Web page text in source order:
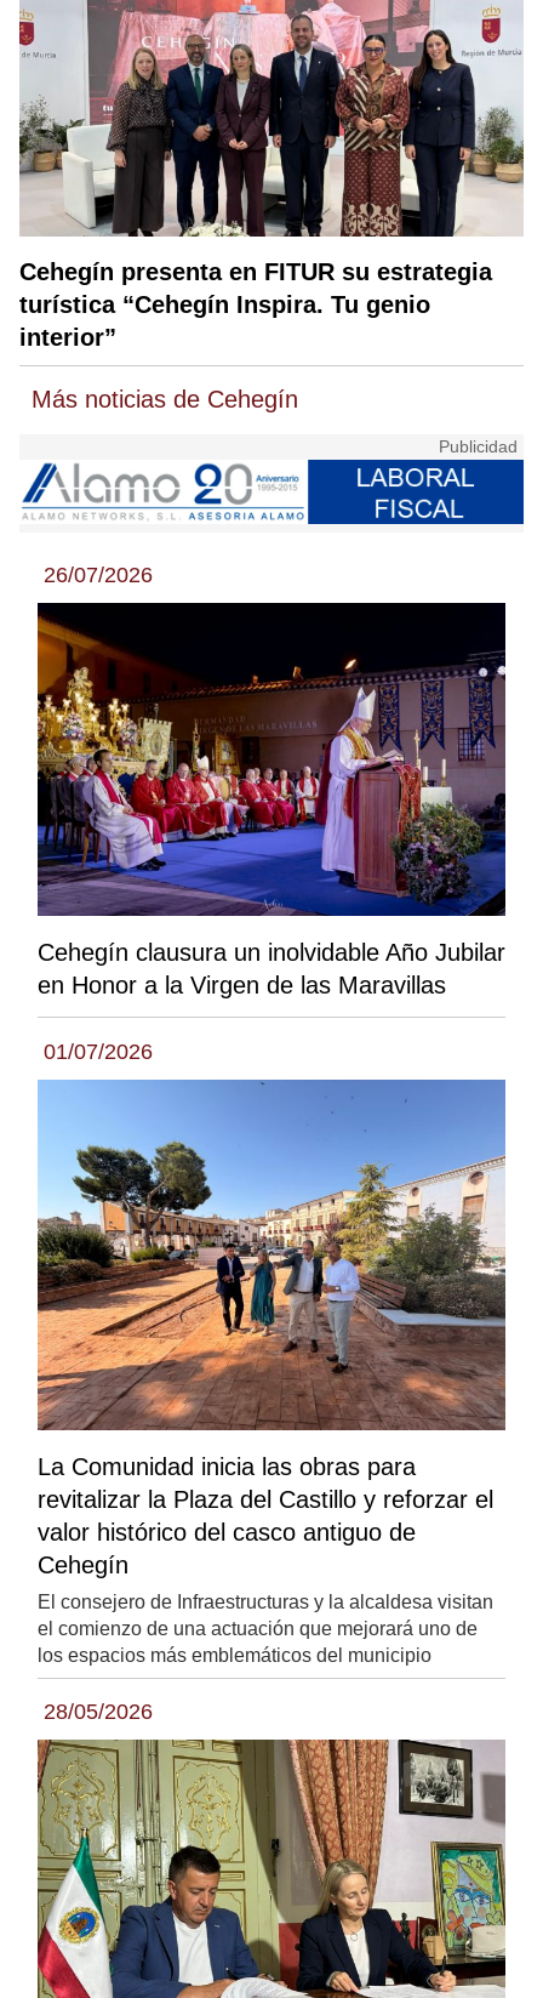
Cehegín presenta en FITUR su estrategia
turística “Cehegín Inspira. Tu genio
interior”
Más noticias de Cehegín
26/07/2026
Cehegín clausura un inolvidable Año Jubilar
en Honor a la Virgen de las Maravillas
01/07/2026
La Comunidad inicia las obras para
revitalizar la Plaza del Castillo y reforzar el
valor histórico del casco antiguo de
Cehegín
El consejero de Infraestructuras y la alcaldesa visitan
el comienzo de una actuación que mejorará uno de
los espacios más emblemáticos del municipio
28/05/2026